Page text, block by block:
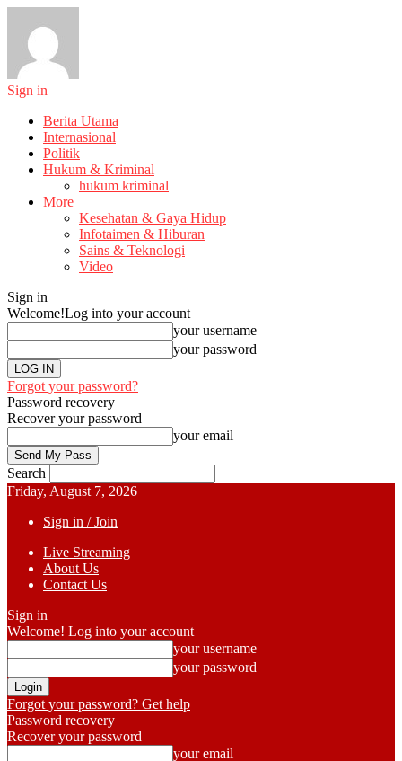
Sign in
Berita Utama
Internasional
Politik
Hukum & Kriminal
hukum kriminal
More
Kesehatan & Gaya Hidup
Infotaimen & Hiburan
Sains & Teknologi
Video
Sign in
Welcome!Log into your account
your username
your password
Forgot your password?
Password recovery
Recover your password
your email
Search
Friday, August 7, 2026
Sign in / Join
Live Streaming
About Us
Contact Us
Sign in
Welcome! Log into your account
your username
your password
Forgot your password? Get help
Password recovery
Recover your password
your email